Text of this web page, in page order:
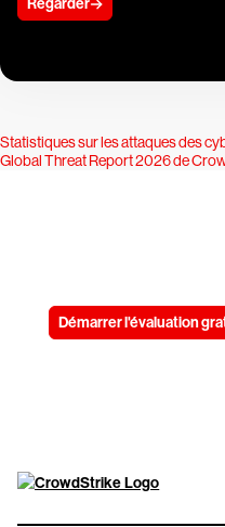
Regarder
Statistiques sur les attaques des
Global Threat Report 2026 de
Démarrer l'évaluation